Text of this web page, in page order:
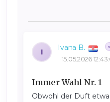
I Ivana B.
15.05.2026
Immer Wahl Nr. 1
Obwohl der Duft